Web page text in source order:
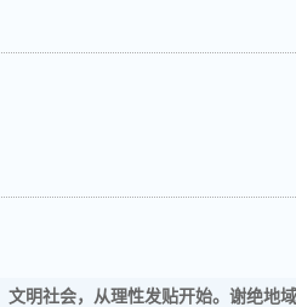
文明社会，从理性发贴开始。谢绝地